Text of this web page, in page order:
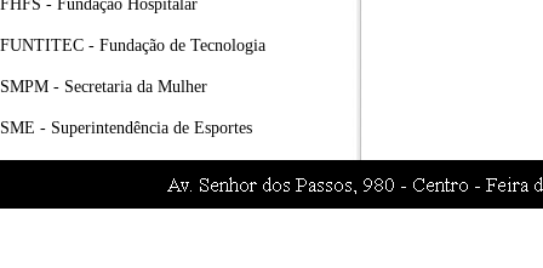
FHFS - Fundação Hospitalar
FUNTITEC - Fundação de Tecnologia
SMPM - Secretaria da Mulher
SME - Superintendência de Esportes